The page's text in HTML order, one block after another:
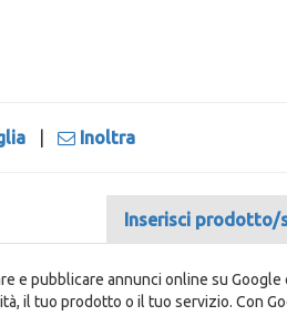
Inoltra
Inserisci prodotto/
e pubblicare annunci online su Google
il tuo prodotto o il tuo servizio. Con